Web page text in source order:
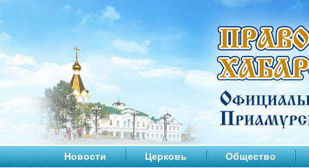
Новости Церковь Общество